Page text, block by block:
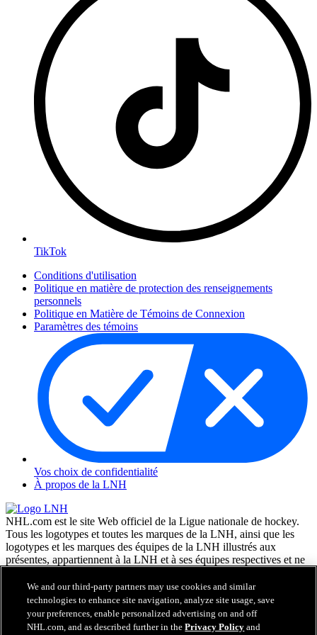
TikTok
Conditions d'utilisation
Politique en matière de protection des renseignements
personnels
Politique en Matière de Témoins de Connexion
Paramètres des témoins
Vos choix de confidentialité
À propos de la LNH
NHL.com est le site Web officiel de la Ligue nationale de hockey.
Tous les logotypes et toutes les marques de la LNH, ainsi que les
logotypes et les marques des équipes de la LNH illustrés aux
présentes, appartiennent à la LNH et à ses équipes respectives et ne
Enterprises, L.P. © LNH 2026. Tous droits réservés. Tous les
chandails d'équipe de la LNH personnalisés avec les noms des
joueurs de la LNH et leurs numéros sont officiellement sous license
de la LNH et de l'AJLNH. Le mot servant de marque Zamboni et la
We and our third-party partners may use cookies and similar
technologies to enhance site navigation, analyze site usage, save
your preferences, enable personalized advertising on and off
NHL.com, and as described further in thePrivacy Policy and